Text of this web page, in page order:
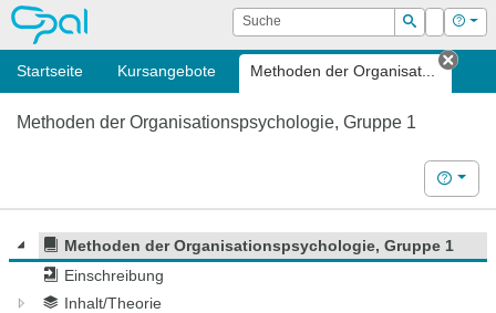
OPAL Suche
Suchen
Login Hilfe
Startseite Kursangebote Methoden der Organisat...
Tab
Methoden der Organisationspsychologie, Gruppe 1
Hilfe
Methoden der Organisationspsychologie, Gruppe 1
Einschreibung
Inhalt/Theorie